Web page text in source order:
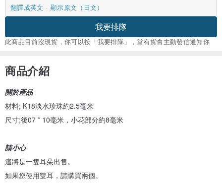
翻譯成英文
顯示原文（日文）
我要排隊
此商品目前沒現貨，你可以按「我要排隊」，當有貨會主動發信通知你
商品介紹
關於產品
材料; K18淡水珍珠約2.5毫米
尺寸;後07 * 10毫米，小花部分約8毫米
請小心
這將是一隻耳朵出售。
如果您使用雙耳，請購買兩個。